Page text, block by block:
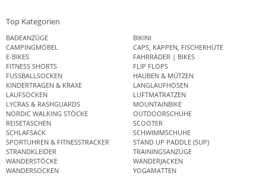
Top Kategorien
BADEANZÜGE
BIKINI
CAMPINGMÖBEL
CAPS, KAPPEN, FISCHERHÜTE
E-BIKES
FAHRRÄDER | BIKES
FITNESS SHORTS
FLIP FLOPS
FUSSBALLSOCKEN
HAUBEN & MÜTZEN
KINDERTRAGEN & KRAXE
LANGLAUFHOSEN
LAUFSOCKEN
LUFTMATRATZEN
LYCRAS & RASHGUARDS
MOUNTAINBIKE
NORDIC WALKING STÖCKE
OUTDOORSCHUHE
REISETASCHEN
SCOOTER
SCHLAFSACK
SCHWIMMSCHUHE
SPORTUHREN & FITNESSTRACKER
STAND UP PADDLE (SUP)
STRANDKLEIDER
TRAININGSANZÜGE
WANDERSTÖCKE
WANDERJACKEN
WANDERSOCKEN
YOGAMATTEN